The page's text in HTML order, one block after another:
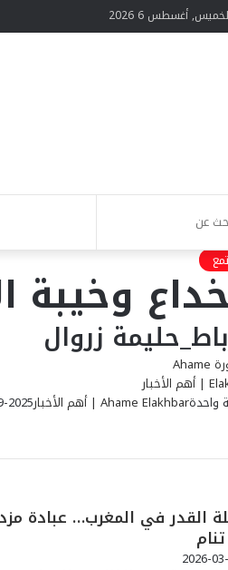
أغسطس 6 2026
المظلمالدخولوخيبة
زروال
Ahame Elakhbar | أهم الأخبار 2025-09-10 واحدة
القدر في المغرب… عبادة
2026-